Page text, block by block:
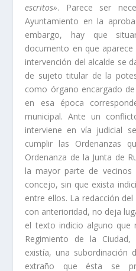
escritos». Parece ser
Ayuntamiento en la
embargo, hay que
documento en que
intervención del alcalde se
de sujeto titular de la
como órgano encar­gado
en esa época
municipal. Ante un
interviene en ví­a judicial
cumplir las Ordenanzas
Ordenanza de la Junta de
la mayor parte de vecinos
concejo, sin que exista
entre ellos. La redacción
con anterioridad, no deja
el texto indicio alguno que
Regimiento de la
existí­a, una subordinación
extraño que ésta se